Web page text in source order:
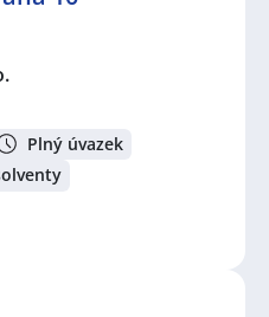
Plný úvazek